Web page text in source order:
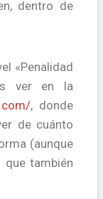
dentro de
«Penalidad
ver en la
, donde
de cuánto
(aunque
que también